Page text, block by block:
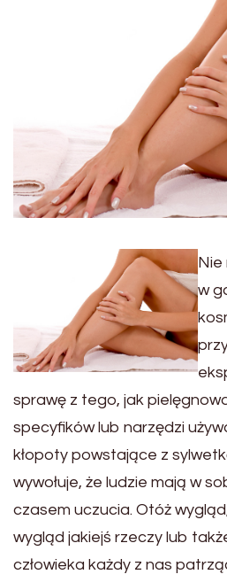
Nie
w
sprawę z tego, jak
specyfików lub narzędzi
kłopoty powstające z
wywołuje, że ludzie mają w
czasem uczucia. Otóż
wygląd jakiejś rzeczy lub
człowieka każdy z nas